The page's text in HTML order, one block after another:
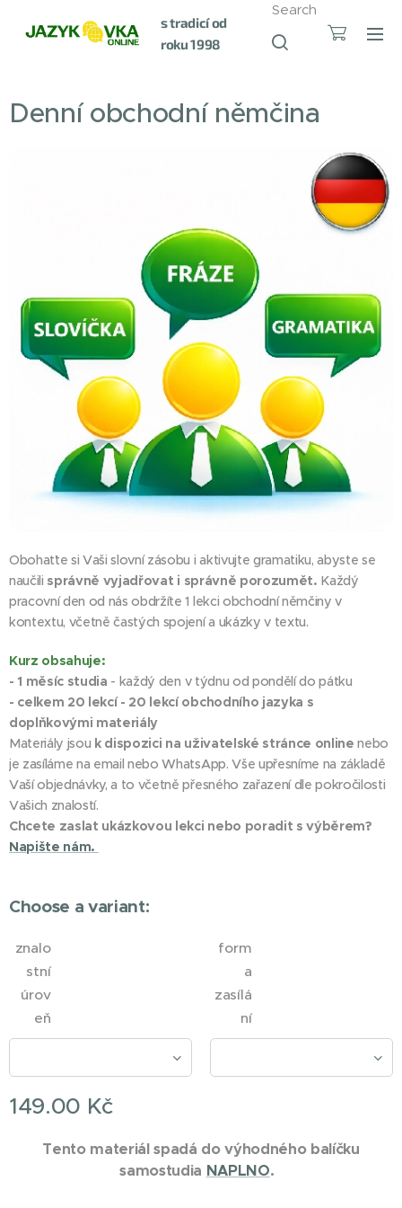
s tradicí od
roku 1998
Search
Denní obchodní němčina
Obohaťte si Vaši slovní zásobu i aktivujte gramatiku, abyste se
naučili správně vyjadřovat i správně porozumět. Každý
pracovní den od nás obdržíte 1 lekci obchodní němčiny v
kontextu, včetně častých spojení a ukázky v textu.
Kurz obsahuje:
- 1 měsíc studia - každý den v týdnu od pondělí do pátku
- celkem 20 lekcí - 20 lekcí obchodního jazyka s
doplňkovými materiály
Materiály jsou k dispozici na uživatelské stránce online nebo
je zasíláme na email nebo WhatsApp. Vše upřesníme na základě
Vaší objednávky, a to včetně přesného zařazení dle pokročilosti
Vašich znalostí.
Chcete zaslat ukázkovou lekci nebo poradit s výběrem?
Napište nám.
Choose a variant:
znalo
stní
úrov
eň
form
a
zasílá
ní
149.00 Kč
Tento materiál spadá do výhodného balíčku
samostudia NAPLNO.